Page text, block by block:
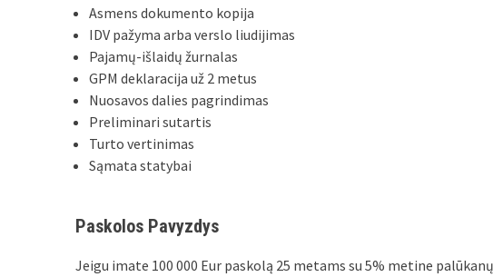
Asmens dokumento kopija
IDV pažyma arba verslo liudijimas
Pajamų-išlaidų žurnalas
GPM deklaracija už 2 metus
Nuosavos dalies pagrindimas
Preliminari sutartis
Turto vertinimas
Sąmata statybai
Paskolos Pavyzdys
Jeigu imate 100 000 Eur paskolą 25 metams su 5% metine